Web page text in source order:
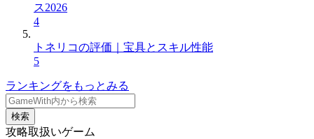
ス2026
4
トネリコの評価｜宝具とスキル性能
5
ランキングをもっとみる
検索
攻略取扱いゲーム